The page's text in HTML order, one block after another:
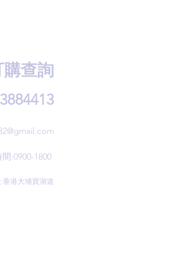
查詢
:0900-1800
香港大埔寶湖道